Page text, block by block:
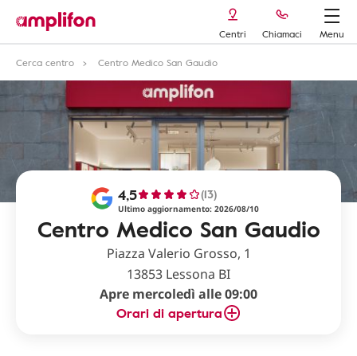
Centri Chiamaci
Menu
Cerca centro
Centro Medico San Gaudio
Centro Medico San Gaudio
4,5 (13)
Ultimo aggiornamento: 2026/08/10
Piazza Valerio Grosso, 1
13853 Lessona BI
Apre mercoledì alle 09:00
Orari di apertura